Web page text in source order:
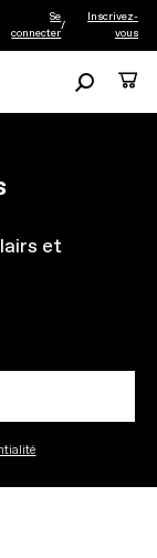
Se
connecter
/
Inscrivez-
vous
Recherche
et